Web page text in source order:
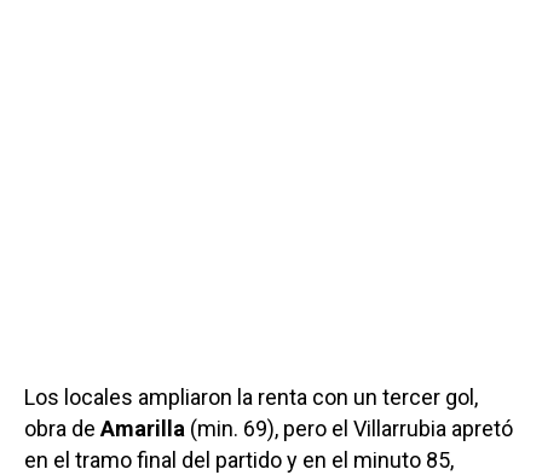
Los locales ampliaron la renta con un tercer gol,
obra de Amarilla (min. 69), pero el Villarrubia apretó
en el tramo final del partido y en el minuto 85,